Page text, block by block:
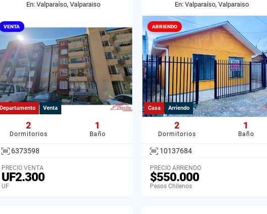
En: Valparaíso, Valparaiso
VENTA
Departamento Venta
2
Dormitorios
1
Baño
6373598
PRECIO VENTA
UF2.300
UF
En: Valparaíso, Valparaiso
ARRIENDO
Casa Arriendo
2
Dormitorios
1
Baño
10137684
PRECIO ARRIENDO
$550.000
Pesos Chilenos